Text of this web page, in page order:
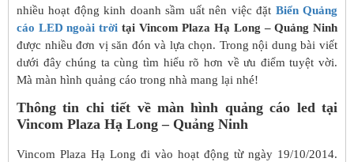
nhiều hoạt động kinh doanh sầm uất nên việc đặt Biển Quảng
cáo LED ngoài trời tại Vincom Plaza Hạ Long – Quảng Ninh
được nhiều đơn vị săn đón và lựa chọn. Trong nội dung bài viết
dưới đây chúng ta cùng tìm hiểu rõ hơn về ưu điểm tuyệt vời.
Mà màn hình quảng cáo trong nhà mang lại nhé!
Thông tin chi tiết về màn hình quảng cáo led tại
Vincom Plaza Hạ Long – Quảng Ninh
Vincom Plaza Hạ Long đi vào hoạt động từ ngày 19/10/2014.